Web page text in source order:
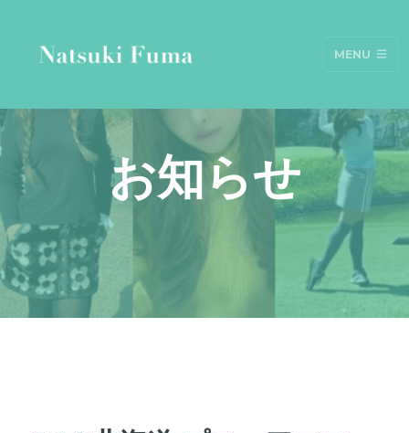
MENU
お知らせ